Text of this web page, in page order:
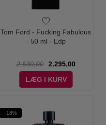
Tom Ford - Fucking Fabulous
- 50 ml - Edp
2.630,00
2.295,00
LÆG I KURV
-18%